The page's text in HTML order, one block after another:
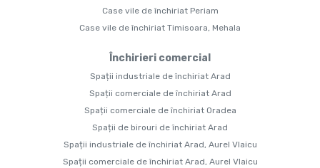
Case vile de închiriat Periam
Case vile de închiriat Timisoara, Mehala
Închirieri comercial
Spații industriale de închiriat Arad
Spații comerciale de închiriat Arad
Spații comerciale de închiriat Oradea
Spații de birouri de închiriat Arad
Spații industriale de închiriat Arad, Aurel Vlaicu
Spații comerciale de închiriat Arad, Aurel Vlaicu